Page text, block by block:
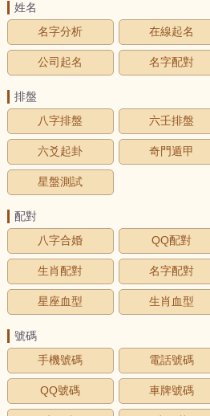
姓名
名字分析
在線起名
公司起名 名字配對
排盤
八字排盤
六壬排盤
六爻起卦 奇門遁甲
星盤測試
配對
八字合婚
QQ配對
生肖配對 名字配對
星座血型 生肖血型
號碼
手機號碼
電話號碼
QQ號碼 車牌號碼